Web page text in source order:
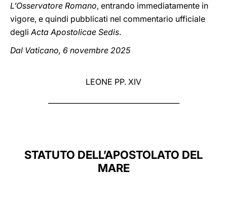
L’Osservatore Romano, entrando immediatamente in
vigore, e quindi pubblicati nel commentario ufficiale
degliActa Apostolicae Sedis.
Dal Vaticano, 6 novembre 2025
LEONE PP. XIV
STATUTO DELL’APOSTOLATO DEL
MARE